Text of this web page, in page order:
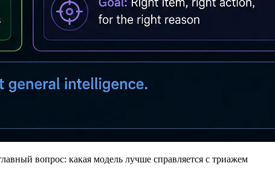
вопрос: какая модель лучше справляется с триажем